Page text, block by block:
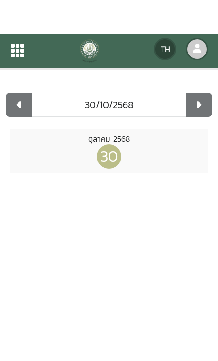
TH
ปฏิทินกิจกรรมของหน่วยงาน
ปฏิทินกิจกรรมของหน่วยงาน
ตุลาคม 2568
30